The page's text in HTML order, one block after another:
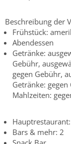
Beschreibung der
Frühstück:
Abendessen
Getränke:
Gebühr,
gegen Gebühr,
Getränke:
Mahlzeiten:
Bars & mehr: 2